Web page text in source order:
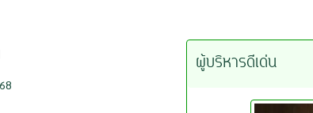
ผู้บริหารดีเด่น